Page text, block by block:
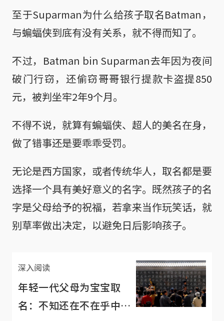
至于Suparman为什么给孩子取名Batman，
与蝙蝠侠到底有没有关系，就不得而知了。
不过，Batman bin Suparman去年因为夜间
破门行窃，还偷窃哥哥银行提款卡盗提850
元，被判坐牢2年9个月。
不得不说，就算有蝙蝠侠、超人的美名在身，
做了错事还是要乖乖受罚。
无论是西方国家，或者传统华人，取名都是要
选择一个具有美好意义的名字。既然孩子的名
字是父母给予的祝福，若拿来当作玩笑话，就
别草率做出决定，以避免日后影响孩子。
深入阅读
年轻一代父母为宝宝取
名：不知还在不在乎中文